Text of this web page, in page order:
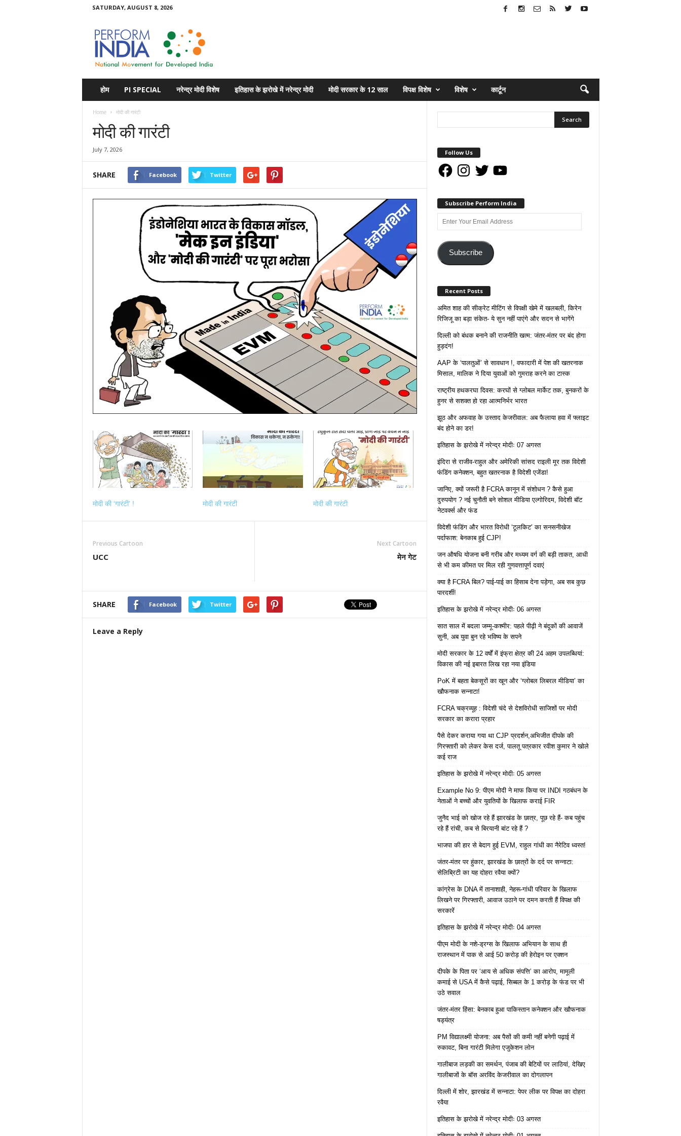
SATURDAY, AUGUST 8, 2026
होम PI SPECIAL नरेन्द्र मोदी विशेष इतिहास के झरोखे में नरेन्द्र मोदी मोदी सरकार के 12 साल विपक्ष विशेष विशेष कार्टून
Home मोदी की गारंटी
मोदी की गारंटी
July 7, 2026
SHARE Facebook Twitter
मोदी की ‘गारंटी’ ! मोदी की गारंटी मोदी की गारंटी
Previous Cartoon
UCC
Next Cartoon
मेन गेट
SHARE Facebook Twitter
Leave a Reply
Follow Us
FacebookInstagram
Twitter YouTube
Subscribe Perform India
Enter
Your
AddressSubscribe
Recent Posts
अमित शाह की सीक्रेट मीटिंग से विपक्षी खेमे में खलबली, किरेन
रिजिजू का बड़ा संकेत- ये सुन नहीं पाएंगे और सदन से भागेंगे
दिल्ली को बंधक बनाने की राजनीति खत्म: जंतर-मंतर पर बंद होगा
हुड़दंग!
AAP के ‘पालतुओं’ से सावधान !, वफादारी में पेश की खतरनाक
मिसाल, मालिक ने दिया युवाओं को गुमराह करने का टास्क
राष्ट्रीय हथकरघा दिवस: करघों से ग्लोबल मार्केट तक, बुनकरों के
हुनर से सशक्त हो रहा आत्मनिर्भर भारत
झूठ और अफवाह के उस्ताद केजरीवाल: अब फैलाया हवा में फ्लाइट
बंद होने का डर!
इतिहास के झरोखे में नरेन्द्र मोदीः 07 अगस्त
इंदिरा से राजीव-राहुल और अमेरिकी सांसद राइली मूर तक विदेशी
फंडिंग कनेक्शन, बहुत खतरनाक है विदेशी एजेंडा!
जानिए, क्यों जरूरी है FCRA कानून में संशोधन ? कैसे हुआ
दुरुपयोग ? नई चुनौती बने सोशल मीडिया एल्गोरिदम, विदेशी बॉट
नेटवर्क्स और फंड
विदेशी फंडिंग और भारत विरोधी ‘टूलकिट’ का सनसनीखेज
पर्दाफाश: बेनकाब हुई CJP!
जन औषधि योजना बनी गरीब और मध्यम वर्ग की बड़ी ताकत, आधी
से भी कम कीमत पर मिल रही गुणवत्तापूर्ण दवाएं
क्या है FCRA बिल? पाई-पाई का हिसाब देना पड़ेगा, अब सब कुछ
पारदर्शी!
इतिहास के झरोखे में नरेन्द्र मोदीः 06 अगस्त
सात साल में बदला जम्मू-कश्मीर: पहले पीढ़ी ने बंदूकों की आवाजें
सुनी, अब युवा बुन रहे भविष्य के सपने
मोदी सरकार के 12 वर्षों में इंफ्रा क्षेत्र की 24 अहम उपलब्धियां:
विकास की नई इबारत लिख रहा नया इंडिया
PoK में बहता बेकसूरों का खून और ‘ग्लोबल लिबरल मीडिया’ का
खौफनाक सन्नाटा!
FCRA चक्रव्यूह : विदेशी चंदे से देशविरोधी साजिशों पर मोदी
सरकार का करारा प्रहार
पैसे देकर कराया गया था CJP प्रदर्शन,अभिजीत दीपके की
गिरफ्तारी को लेकर केस दर्ज, पालतू पत्रकार रवीश कुमार ने खोले
कई राज
इतिहास के झरोखे में नरेन्द्र मोदीः 05 अगस्त
Example No 9: पीएम मोदी ने माफ किया पर INDI गठबंधन के
नेताओं ने बच्चों और युवतियों के खिलाफ कराई FIR
जुनैद भाई को खोज रहे हैं झारखंड के छात्र, पूछ रहे हैं- कब पहुंच
रहे हैं रांची, कब से बिरयानी बांट रहे हैं ?
भाजपा की हार से बेदाग हुई EVM, राहुल गांधी का नैरेटिव ध्वस्त!
जंतर-मंतर पर हुंकार, झारखंड के छात्रों के दर्द पर सन्नाटा:
सेलिब्रिटी का यह दोहरा रवैया क्यों?
कांग्रेस के DNA में तानाशाही, नेहरू-गांधी परिवार के खिलाफ
लिखने पर गिरफ्तारी, आवाज उठाने पर दमन करती हैं विपक्ष की
सरकारें
इतिहास के झरोखे में नरेन्द्र मोदीः 04 अगस्त
पीएम मोदी के नशे-ड्रग्स के खिलाफ अभियान के साथ ही
राजस्थान में पाक से आई 50 करोड़ की हेरोइन पर एक्शन
दीपके के पिता पर ‘आय से अधिक संपत्ति’ का आरोप, मामूली
कमाई से USA में कैसे पढ़ाई, सिब्बल के 1 करोड़ के फंड पर भी
उठे सवाल
जंतर-मंतर हिंसा: बेनकाब हुआ पाकिस्तान कनेक्शन और खौफनाक
षड्यंत्र
PM विद्यालक्ष्मी योजना: अब पैसों की कमी नहीं बनेगी पढ़ाई में
रुकावट, बिना गारंटी मिलेगा एजुकेशन लोन
गालीबाज लड़की का समर्थन, पंजाब की बेटियों पर लाठियां, देखिए
गालीबाजों के बॉस अरविंद केजरीवाल का दोगलापन
दिल्ली में शोर, झारखंड में सन्नाटा: पेपर लीक पर विपक्ष का दोहरा
रवैया
इतिहास के झरोखे में नरेन्द्र मोदीः 03 अगस्त